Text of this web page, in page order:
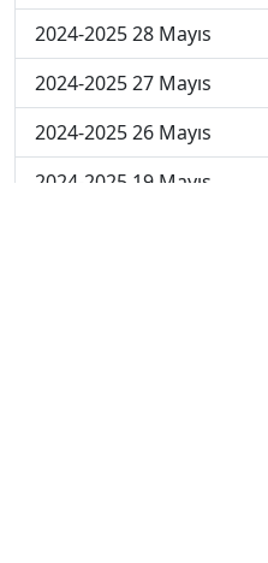
2024-2025 28 Mayıs
2024-2025 27 Mayıs
2024-2025 26 Mayıs
2024-2025 19 Mayıs